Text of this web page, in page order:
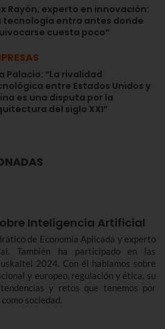
Rayón, experto en innovación:
tecnología entra antes donde
cuesta poco”
Palacio: “La rivalidad
entre Estados Unidos y
es una disputa por la
del siglo XXI”
Inteligencia Artificial
de Economía Aplicada y experto
También ha participado en las
2024. Con él hablamos sobre
y europeo, regulación y ética, su
y retos que tenemos por
sociedad.